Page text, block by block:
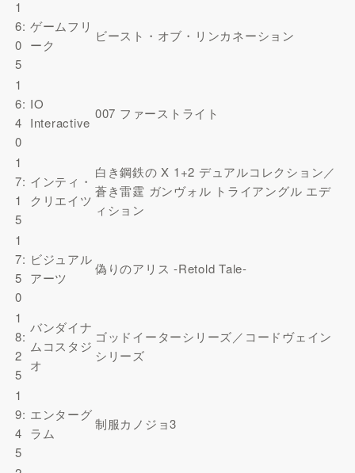
1
6:
0
5
ゲームフリ
ーク
ビースト・オブ・リンカネーション
1
6:
4
0
IO
Interactive
007 ファーストライト
1
7:
1
5
インティ・
クリエイツ
白き鋼鉄の X 1+2 デュアルコレクション／
蒼き雷霆 ガンヴォル トライアングル エデ
ィション
1
7:
5
0
ビジュアル
アーツ
偽りのアリス -Retold Tale-
1
8:
2
5
バンダイナ
ムコスタジ
オ
ゴッドイーターシリーズ／コードヴェイン
シリーズ
1
9:
4
5
エンターグ
ラム
制服カノジョ3